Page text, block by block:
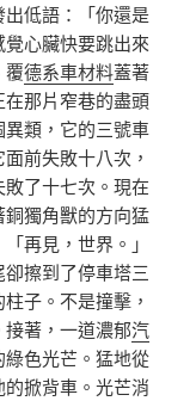
低語：「你還是
心臟快要跳出來
覆德系車材料蓋著
那片窄巷的盡頭
類，它的三號車
前失敗十八次，
了十七次。現在
獨角獸的方向猛
再見，世界。」
擦到了停車塔三
子。不是撞擊，
著，一道濃郁汽
色光芒。猛地從
掀背車。光芒消